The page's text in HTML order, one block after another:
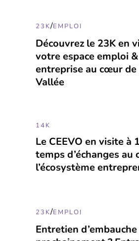
23K/EMPLOI
Découvrez le 23K en
votre espace emploi &
entreprise au cœur de
Vallée
14K
Le CEEVO en visite à
temps d’échanges au
l’écosystème
23K/EMPLOI
Entretien d’embauche